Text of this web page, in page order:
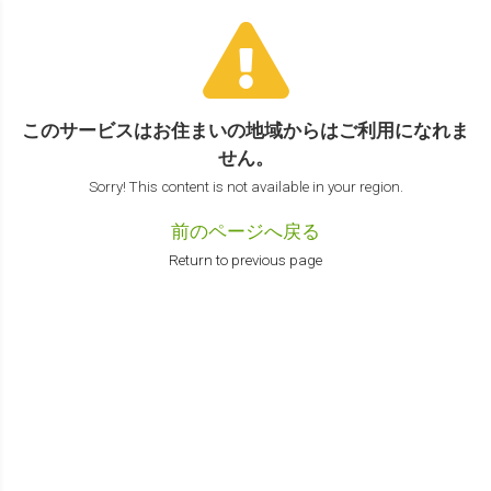
このサービスはお住まいの地域からはご利用になれま
せん。
Sorry! This content is not available in your region.
前のページへ戻る
Return to previous page